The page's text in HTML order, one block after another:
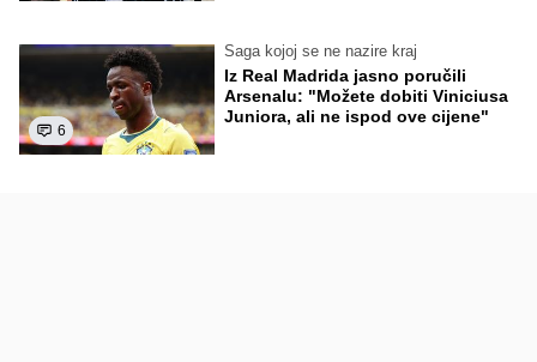
6
Saga kojoj se ne nazire kraj
Iz Real Madrida jasno poručili
Arsenalu: "Možete dobiti Viniciusa
Juniora, ali ne ispod ove cijene"